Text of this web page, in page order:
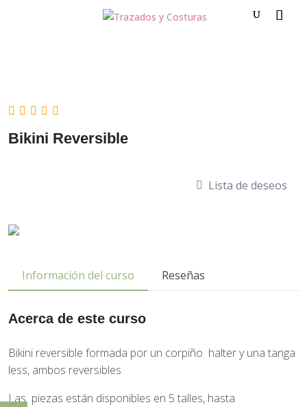
Bikini Reversible
Lista de deseos
Información del curso Reseñas
Acerca de este curso
Bikini reversible formada por un corpiño halter y una tanga
less, ambos reversibles.
Las piezas están disponibles en 5 talles, hasta